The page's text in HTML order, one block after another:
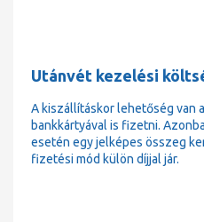
Utánvét kezelési
A kiszállításkor lehetőség van
bankkártyával is fizetni.
esetén egy jelképes összeg
fizetési mód külön díjjal jár.